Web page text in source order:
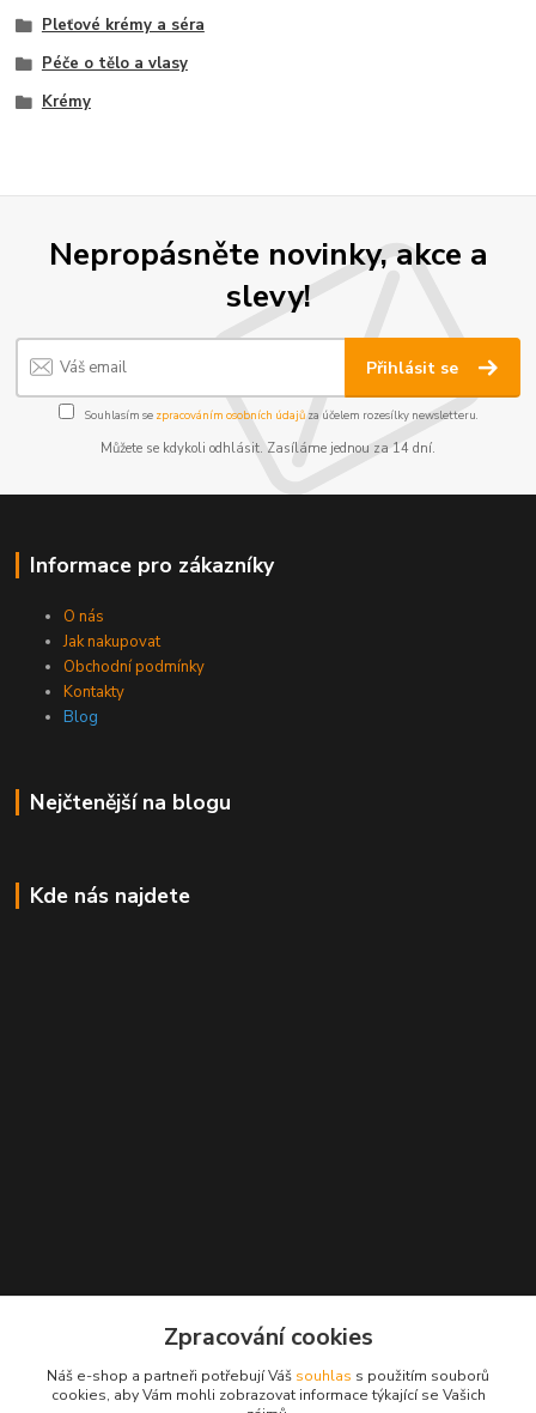
Pleťové krémy a séra
Péče o tělo a vlasy
Krémy
Nepropásněte novinky, akce a
slevy!
Přihlásit se
Souhlasím se zpracováním osobních údajůza účelem rozesílky newsletteru.
Můžete se kdykoli odhlásit. Zasíláme jednou za 14 dní.
Informace pro zákazníky
O nás
Jak nakupovat
Obchodní podmínky
Kontakty
Blog
Nejčtenější na blogu
Kde nás najdete
Kontakty
Zpracování cookies
Náš e-shop a partneři potřebují Váš souhlas s použitím souborů
cookies, aby Vám mohli zobrazovat informace týkající se Vašich